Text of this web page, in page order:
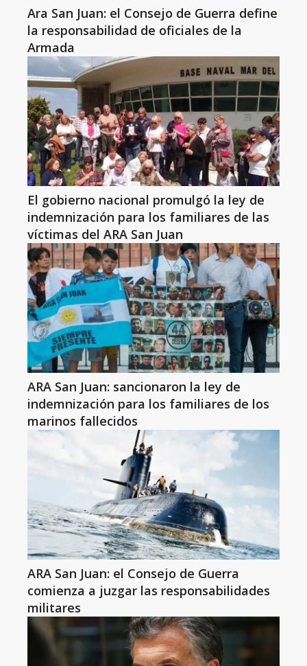
Ara San Juan: el Consejo de Guerra define
la responsabilidad de oficiales de la
Armada
El gobierno nacional promulgó la ley de
indemnización para los familiares de las
víctimas del ARA San Juan
ARA San Juan: sancionaron la ley de
indemnización para los familiares de los
marinos fallecidos
ARA San Juan: el Consejo de Guerra
comienza a juzgar las responsabilidades
militares